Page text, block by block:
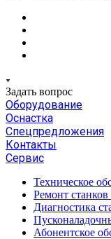
Задать вопрос
Оборудование
Оснастка
Спецпредложения
Контакты
Сервис
Техническое
Ремонт
Диагностика
Абонентское